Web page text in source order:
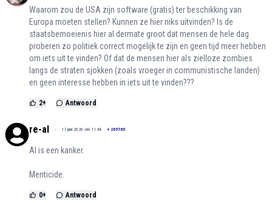
Waarom zou de USA zijn software (gratis) ter beschikking van
Europa moeten stellen? Kunnen ze hier niks uitvinden? Is de
staatsbemoeienis hier al dermate groot dat mensen de hele dag
proberen zo politiek correct mogelijk te zijn en geen tijd meer hebben
om iets uit te vinden? Of dat de mensen hier als zielloze zombies
langs de straten sjokken (zoals vroeger in communistische landen)
en geen interesse hebben in iets uit te vinden???
2+ Antwoord
re-al 17 juni 2026 om 11:48 + 209765
AI is een kanker.
Menticide.
0+ Antwoord